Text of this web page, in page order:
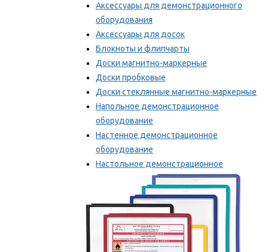
Аксессуары для демонстрационного
оборудования
Аксессуары для досок
Блокноты и флипчарты
Доски магнитно-маркерные
Доски пробковые
Доски стеклянные магнитно-маркерные
Напольное демонстрационное
оборудование
Настенное демонстрационное
оборудование
Настольное демонстрационное
оборудование
Мы рекомендуем